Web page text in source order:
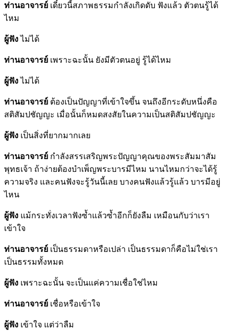
ท่านอาจารย์ เดี๋ยวนี้สภาพธรรมกำลังเกิดดับ ฟังแล้ว ตัวตนรู้ได้
ไหม
ผู้ฟังไม่ได้
ท่านอาจารย์ เพราะฉะนั้น ยังมีตัวตนอยู่ รู้ได้ไหม
ผู้ฟังไม่ได้
ท่านอาจารย์ ต้องเป็นปัญญาที่เข้าใจขึ้น จนถึงอีกระดับหนึ่งคือ
สติสัมปชัญญะ เมื่อนั้นก็หมดสงสัยในความเป็นสติสัมปชัญญะ
ผู้ฟัง เป็นสิ่งที่ยากมากเลย
ท่านอาจารย์ กำลังสรรเสริญพระปัญญาคุณของพระสัมมาสัม
พุทธเจ้า ถ้าง่ายต้องบำเพ็ญพระบารมีไหม นานไหมกว่าจะได้รู้
ความจริง และคนฟังจะรู้วันนี้เลย บางคนฟังแล้วรู้แล้ว บารมีอยู่
ไหน
ผู้ฟัง แม้กระทั่งเวลาฟังซ้ำแล้วซ้ำอีกก็ยังลืม เหมือนกับว่าเรา
เข้าใจ
ท่านอาจารย์ เป็นธรรมดาหรือเปล่า เป็นธรรมดาก็คือไม่ใช่เรา
เป็นธรรมทั้งหมด
ผู้ฟัง เพราะฉะนั้น จะเป็นแค่ความเชื่อใช่ไหม
ท่านอาจารย์ เชื่อหรือเข้าใจ
ผู้ฟัง เข้าใจ แต่ว่าลืม